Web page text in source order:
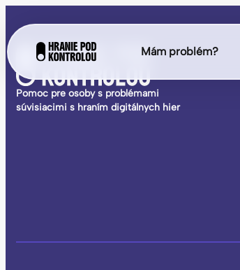
Mám problém?
Pomoc pre osoby s problémami
súvisiacimi s hraním digitálnych hier